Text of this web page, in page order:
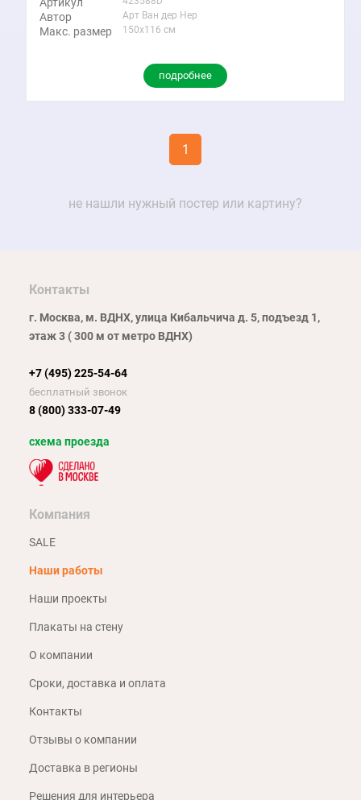
Артикул
Автор Арт Ван дер Нер
Макс. размер 150x116 см
подробнее
1
не нашли нужный постер или картину?
Контакты
г. Москва, м. ВДНХ, улица Кибальчича д. 5, подъезд 1,
этаж 3 ( 300 м от метро ВДНХ)
+7 (495) 225-54-64
бесплатный звонок
8 (800) 333-07-49
схема проезда
Компания
SALE
Наши работы
Наши проекты
Плакаты на стену
О компании
Сроки, доставка и оплата
Контакты
Отзывы о компании
Доставка в регионы
Решения для интерьера